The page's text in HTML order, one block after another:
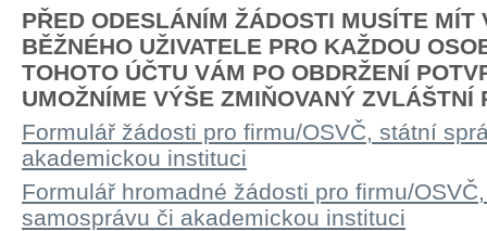
PŘED ODESLÁNÍM ŽÁDOSTI MUSÍTE MÍT
BĚŽNÉHO UŽIVATELE PRO KAŽDOU
TOHOTO ÚČTU VÁM PO OBDRŽENÍ
UMOŽNÍME VÝŠE ZMIŇOVANÝ ZVLÁŠTNÍ
Formulář žádosti pro firmu/OSVČ, státní
akademickou instituci
Formulář hromadné žádosti pro firmu/
samosprávu či akademickou instituci